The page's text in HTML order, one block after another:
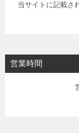
当サイトに記載さ
営業時間